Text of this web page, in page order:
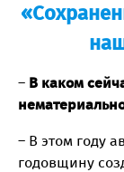
– В каком
– В этом году
годовщину